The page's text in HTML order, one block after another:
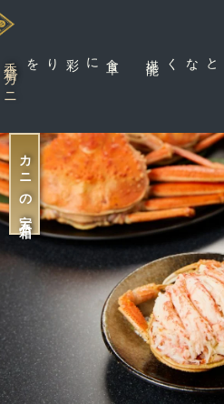
カニの宝石箱
香箱ガニ に彩りを